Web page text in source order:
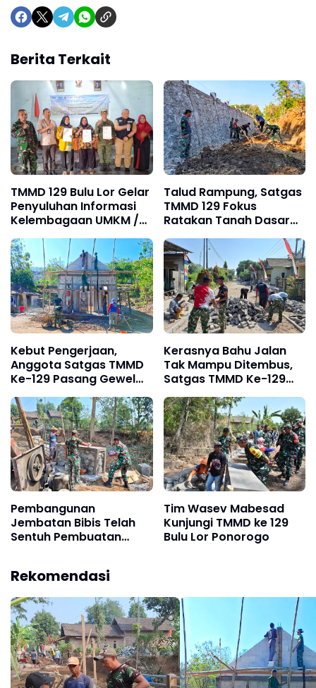
Berita Terkait
TMMD 129 Bulu Lor Gelar
Penyuluhan Informasi
Kelembagaan UMKM /
Fasilitas NIB SERGAPP
Talud Rampung, Satgas
TMMD 129 Fokus
Ratakan Tanah Dasar
Sungai
Kebut Pengerjaan,
Anggota Satgas TMMD
Ke-129 Pasang Gewel
Penopang Atap Rumah
Sasaran Rehab RTLH
Kerasnya Bahu Jalan
Tak Mampu Ditembus,
Satgas TMMD Ke-129
Kerahkan Mesin-Mesin
Bor Berukuran Besar
Pembangunan
Jembatan Bibis Telah
Sentuh Pembuatan
Tim Wasev Mabesad
Kunjungi TMMD ke 129
Bulu Lor Ponorogo
Rekomendasi